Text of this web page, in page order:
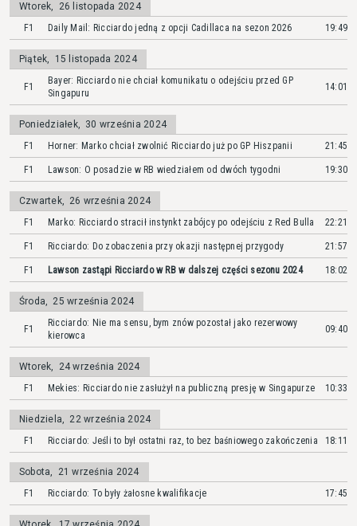
Wtorek,
26 listopada 2024
F1
Daily Mail: Ricciardo jedną z opcji Cadillaca na sezon 2026 19:49
Piątek, 15 listopada 2024
F1
Bayer: Ricciardo nie chciał komunikatu o odejściu przed GP
Singapuru
14:01
Poniedziałek, 30 września 2024
F1
Horner: Marko chciał zwolnić Ricciardo już po GP Hiszpanii 21:45
F1 Lawson: O posadzie w RB wiedziałem od dwóch tygodni 19:30
Czwartek, 26 września 2024
F1
Marko: Ricciardo stracił instynkt zabójcy po odejściu z Red Bulla 22:21
F1 Ricciardo: Do zobaczenia przy okazji następnej przygody 21:57
F1 Lawson zastąpi Ricciardo w RB w dalszej części sezonu 2024 18:02
Środa, 25 września 2024
F1
Ricciardo: Nie ma sensu, bym znów pozostał jako rezerwowy
kierowca
09:40
Wtorek,
24 września 2024
F1
Mekies: Ricciardo nie zasłużył na publiczną presję w Singapurze 10:33
Niedziela, 22 września 2024
F1
Ricciardo: Jeśli to był ostatni raz, to bez baśniowego zakończenia 18:11
Sobota,
21 września 2024
F1
Ricciardo: To były żałosne kwalifikacje 17:45